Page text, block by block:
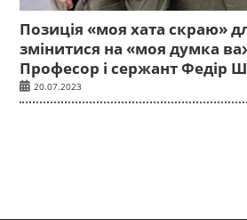
Позиція «моя хата скраю»
змінитися на «моя думка
Професор і сержант Федір
20.07.2023